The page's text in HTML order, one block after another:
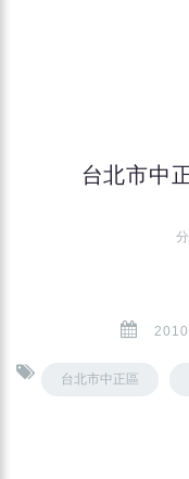
台北市中
分
台北市中正區